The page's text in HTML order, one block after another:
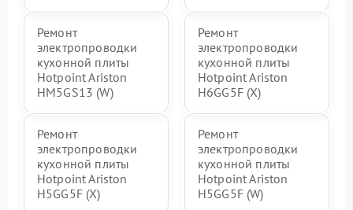
Ремонт
электропроводки
кухонной плиты
Hotpoint Ariston
HM5GS13 (W)
Ремонт
электропроводки
кухонной плиты
Hotpoint Ariston
H6GG5F (X)
Ремонт
электропроводки
кухонной плиты
Hotpoint Ariston
H5GG5F (X)
Ремонт
электропроводки
кухонной плиты
Hotpoint Ariston
H5GG5F (W)